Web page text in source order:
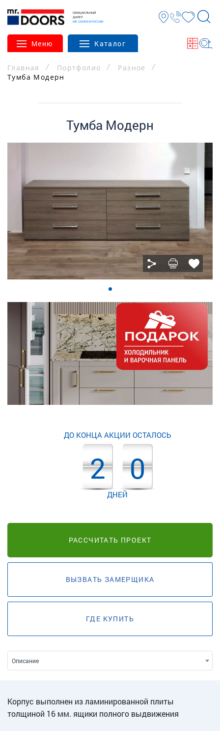
ОФИЦИАЛЬНЫЙ
ДИЛЕР
MR. DOORS В РОССИИ
Меню Каталог
Главная Портфолио
Разное
Тумба Модерн
Тумба Модерн
ДО КОНЦА АКЦИИ ОСТАЛОСЬ
2 0
ДНЕЙ
РАССЧИТАТЬ ПРОЕКТ
ВЫЗВАТЬ ЗАМЕРЩИКА
ГДЕ КУПИТЬ
Описание
Корпус выполнен из ламинированной плиты
толщиной 16 мм. ящики полного выдвижения